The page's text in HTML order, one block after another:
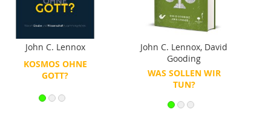
John C. Lennox
KOSMOS OHNE
GOTT?
John C. Lennox, David
Gooding
WAS SOLLEN WIR
TUN?